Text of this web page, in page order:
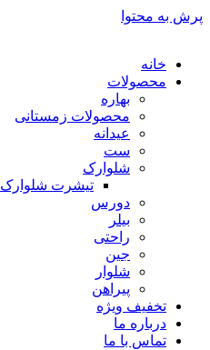
پرش به محتوا
خانه
محصولات
بهاره
محصولات زمستانی
عیدانه
ست
شلوارک
تیشرت شلوارک
دورس
بیلر
راحتی
جین
شلوار
پیراهن
تخفیف ویژه
درباره ما
تماس با ما